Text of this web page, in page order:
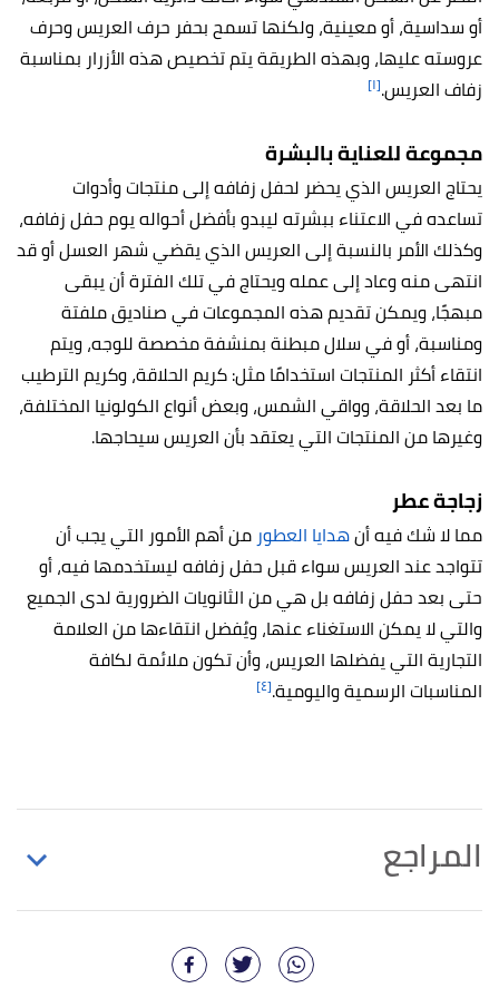
أو سداسية، أو معينية، ولكنها تسمح بحفر حرف العريس وحرف
عروسته عليها، وبهذه الطريقة يتم تخصيص هذه الأزرار بمناسبة
زفاف العريس.[١]
مجموعة للعناية بالبشرة
يحتاج العريس الذي يحضر لحفل زفافه إلى منتجات وأدوات
تساعده في الاعتناء ببشرته ليبدو بأفضل أحواله يوم حفل زفافه،
وكذلك الأمر بالنسبة إلى العريس الذي يقضي شهر العسل أو قد
انتهى منه وعاد إلى عمله ويحتاج في تلك الفترة أن يبقى
مبهجًا، ويمكن تقديم هذه المجموعات في صناديق ملفتة
ومناسبة، أو في سلال مبطنة بمنشفة مخصصة للوجه، ويتم
انتقاء أكثر المنتجات استخدامًا مثل: كريم الحلاقة، وكريم الترطيب
ما بعد الحلاقة، وواقي الشمس، وبعض أنواع الكولونيا المختلفة،
وغيرها من المنتجات التي يعتقد بأن العريس سيحاجها.
زجاجة عطر
مما لا شك فيه أنهدايا العطور من أهم الأمور التي يجب أن
تتواجد عند العريس سواء قبل حفل زفافه ليستخدمها فيه، أو
حتى بعد حفل زفافه بل هي من الثانويات الضرورية لدى الجميع
والتي لا يمكن الاستغناء عنها، ويُفضل انتقاءها من العلامة
التجارية التي يفضلها العريس، وأن تكون ملائمة لكافة
المناسبات الرسمية واليومية.[٤]
المراجع
homewetbar, Retrieved 6/9/2022. Edited.